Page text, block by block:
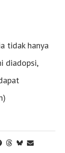
tidak hanya
diadopsi,